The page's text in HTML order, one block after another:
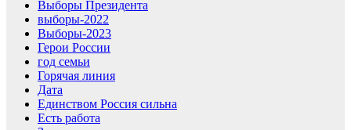
Выборы Президента
выборы-2022
Выборы-2023
Герои России
год семьи
Горячая линия
Дата
Единством Россия сильна
Есть работа